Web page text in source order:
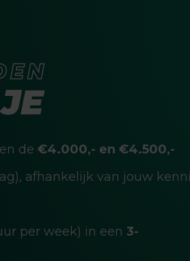
de €4.000,- en €4.500,-
afhankelijk van jouw
per week) in een 3-